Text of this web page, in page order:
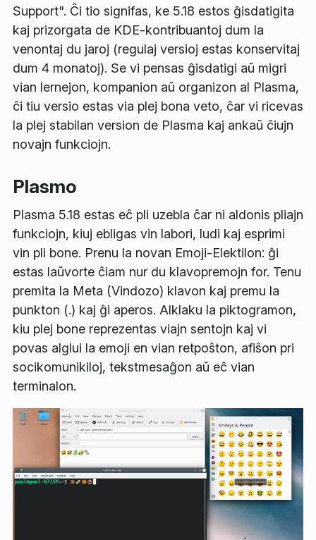
Support". Ĉi tio signifas, ke 5.18 estos ĝisdatigita
kaj prizorgata de KDE-kontribuantoj dum la
venontaj du jaroj (regulaj versioj estas konservitaj
dum 4 monatoj). Se vi pensas ĝisdatigi aŭ migri
vian lernejon, kompanion aŭ organizon al Plasma,
ĉi tiu versio estas via plej bona veto, ĉar vi ricevas
la plej stabilan version de Plasma kaj ankaŭ ĉiujn
novajn funkciojn.
Plasmo
Plasma 5.18 estas eĉ pli uzebla ĉar ni aldonis pliajn
funkciojn, kiuj ebligas vin labori, ludi kaj esprimi
vin pli bone. Prenu la novan Emoji-Elektilon: ĝi
estas laŭvorte ĉiam nur du klavopremojn for. Tenu
premita la Meta (Vindozo) klavon kaj premu la
punkton (.) kaj ĝi aperos. Alklaku la piktogramon,
kiu plej bone reprezentas viajn sentojn kaj vi
povas alglui la emoji en vian retpoŝton, afiŝon pri
socikomunikiloj, tekstmesaĝon aŭ eĉ vian
terminalon.